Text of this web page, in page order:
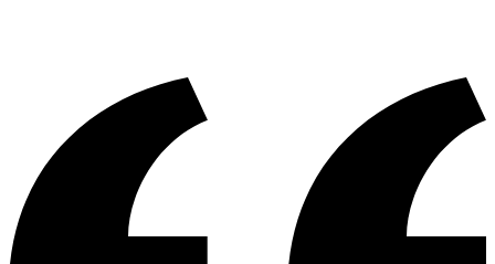
Cât Costă Magazin Online
Shopify vs WooCommerce vs custom